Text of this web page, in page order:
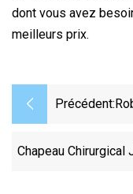
dont vous avez
meilleurs prix.
Précédent:
Chapeau Chirurgical